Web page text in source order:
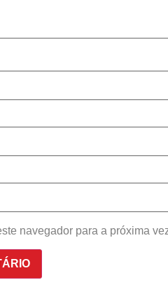
navegador para a próxima